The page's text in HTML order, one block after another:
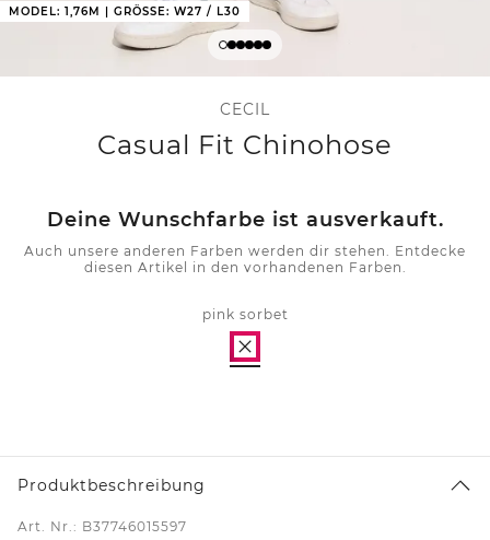
MODEL: 1,76M | GRÖSSE: W27 / L30
CECIL
Casual Fit Chinohose
Deine Wunschfarbe ist ausverkauft.
Auch unsere anderen Farben werden dir stehen. Entdecke
diesen Artikel in den vorhandenen Farben.
pink sorbet
Produktbeschreibung
Art. Nr.: B37746015597